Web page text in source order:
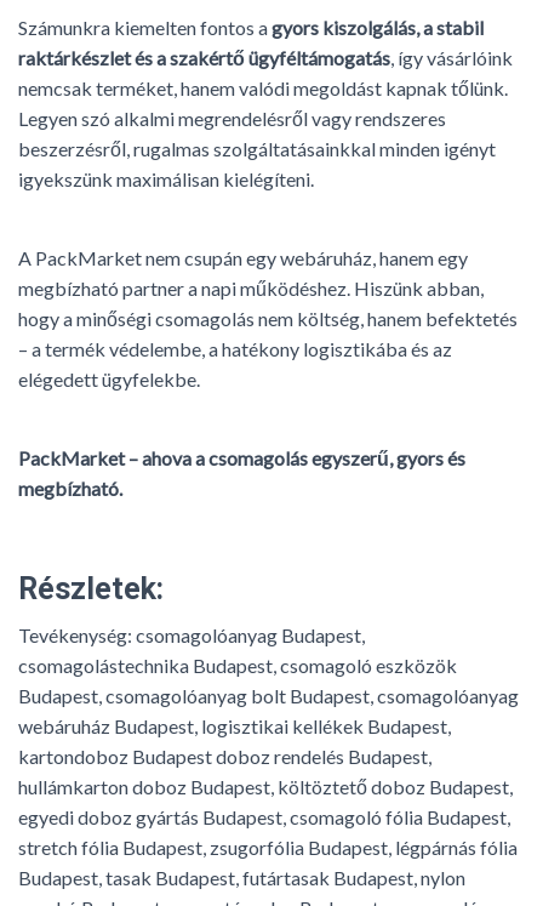
Számunkra kiemelten fontos agyors kiszolgálás, a stabil
raktárkészlet és a szakértő ügyféltámogatás, így vásárlóink
nemcsak terméket, hanem valódi megoldást kapnak tőlünk.
Legyen szó alkalmi megrendelésről vagy rendszeres
beszerzésről, rugalmas szolgáltatásainkkal minden igényt
igyekszünk maximálisan kielégíteni.
A PackMarket nem csupán egy webáruház, hanem egy
megbízható partner a napi működéshez. Hiszünk abban,
hogy a minőségi csomagolás nem költség, hanem befektetés
– a termék védelembe, a hatékony logisztikába és az
elégedett ügyfelekbe.
PackMarket – ahova a csomagolás egyszerű, gyors és
megbízható.
Részletek:
Tevékenység: csomagolóanyag Budapest,
csomagolástechnika Budapest, csomagoló eszközök
Budapest, csomagolóanyag bolt Budapest, csomagolóanyag
webáruház Budapest, logisztikai kellékek Budapest,
kartondoboz Budapest doboz rendelés Budapest,
hullámkarton doboz Budapest, költöztető doboz Budapest,
egyedi doboz gyártás Budapest, csomagoló fólia Budapest,
stretch fólia Budapest, zsugorfólia Budapest, légpárnás fólia
Budapest, tasak Budapest, futártasak Budapest, nylon